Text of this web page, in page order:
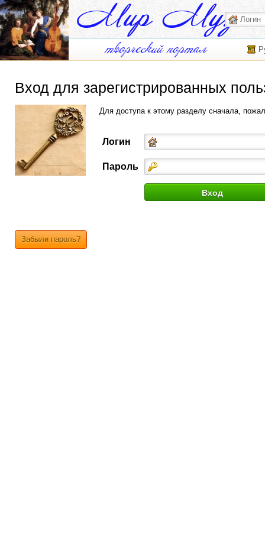
Вход для зарегистрированных
Для доступа к этому разделу сначала,
Логин
Пароль
Забыли пароль?